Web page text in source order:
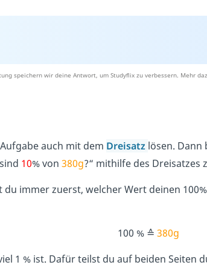
speichern wir deine Antwort, um Studyflix zu verbessern. Mehr
auch mit dem Dreisatz lösen. Dann
10% von 380g?“ mithilfe des Dreisatzes
du immer zuerst, welcher Wert deinen
100 % ≙ 380g
1 % ist. Dafür teilst du auf beiden